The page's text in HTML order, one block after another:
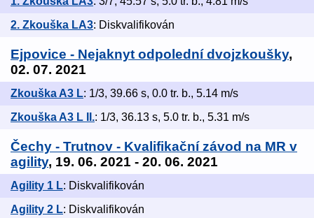
2. Zkouška LA3: Diskvalifikován
Ejpovice - Nejaknyt odpolední dvojzkoušky,
02. 07. 2021
Zkouška A3 L: 1/3, 39.66 s, 0.0 tr. b., 5.14 m/s
Zkouška A3 L II.: 1/3, 36.13 s, 5.0 tr. b., 5.31 m/s
Čechy - Trutnov - Kvalifikační závod na MR v
agility, 19. 06. 2021 - 20. 06. 2021
Agility 1 L: Diskvalifikován
Agility 2 L: Diskvalifikován